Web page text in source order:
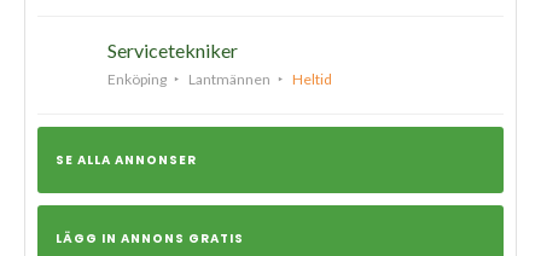
Servicetekniker
Enköping Lantmännen Heltid
SE ALLA ANNONSER
LÄGG IN ANNONS GRATIS